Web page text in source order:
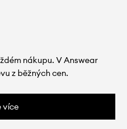
nákupu. V Answear
z běžných cen.
více